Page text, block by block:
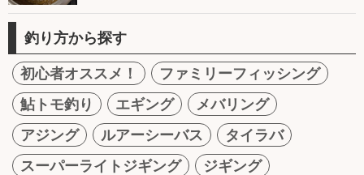
釣り方から探す
初心者オススメ！
ファミリーフィッシング
鮎トモ釣り
エギング
メバリング
アジング
ルアーシーバス
タイラバ
スーパーライトジギング
ジギング